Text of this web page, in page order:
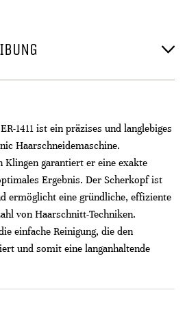
1411 ist ein präzises und langlebiges
Haarschneidemaschine.
garantiert er eine exakte
Ergebnis. Der Scherkopf ist
ermöglicht eine gründliche, effiziente
von Haarschnitt-Techniken.
einfache Reinigung, die den
und somit eine langanhaltende